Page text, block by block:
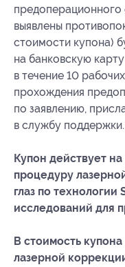
предоперационного
выявлены
стоимости купона)
на банковскую
в течение 10
прохождения
по заявлению,
в службу поддержки.
Купон действует
процедуру
глаз по технологии
исследований для
В стоимость
лазерной